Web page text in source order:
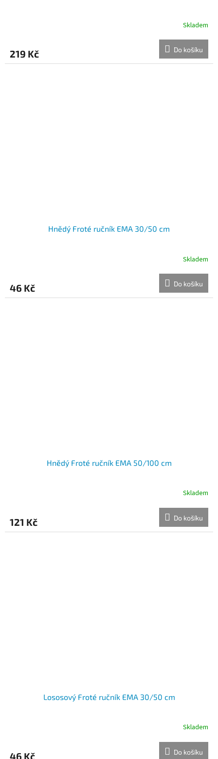
Skladem
219 Kč Do košíku
Hnědý Froté ručník EMA 30/50 cm
Skladem
46 Kč Do košíku
Hnědý Froté ručník EMA 50/100 cm
Skladem
121 Kč Do košíku
Lososový Froté ručník EMA 30/50 cm
Skladem
46 Kč Do košíku